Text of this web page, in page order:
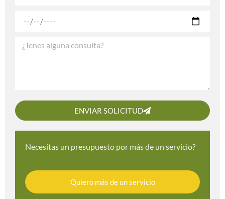
ENVIAR SOLICITUD
Necesitas un presupuesto por más de un servicio?
Quiero más de un servicio